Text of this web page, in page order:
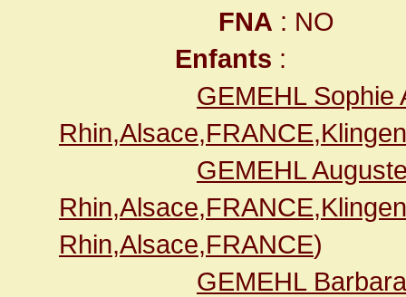
FNA : NO
Enfants :
GEMEHL Sophie
GEMEHL
Rhin,Alsace,FRANCE)
GEMEHL